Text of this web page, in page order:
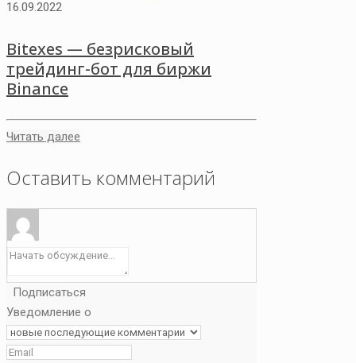
16.09.2022
Bitexes — безрисковый
трейдинг-бот для биржи
Binance
Читать далее
Оставить комментарий
Подписаться
Уведомление о